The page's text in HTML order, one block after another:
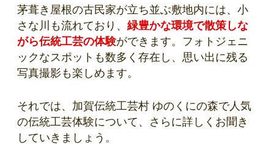
茅葺き屋根の古民家が立ち並ぶ敷地内には、小
さな川も流れており、 緑豊かな環境で散策しな
がら伝統工芸の体験ができます。フォトジェニ
ックなスポットも数多く存在し、思い出に残る
写真撮影も楽しめます。
それでは、加賀伝統工芸村 ゆのくにの森で人気
の伝統工芸体験について、さらに詳しくお聞き
していきましょう。